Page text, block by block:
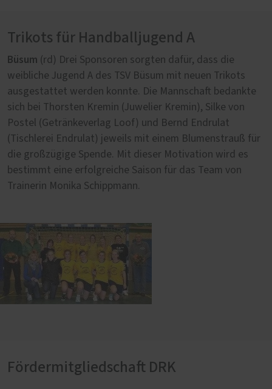
Trikots für Handballjugend A
Büsum (rd) Drei Sponsoren sorgten dafür, dass die
weibliche Jugend A des TSV Büsum mit neuen Trikots
ausgestattet werden konnte. Die Mannschaft bedankte
sich bei Thorsten Kremin (Juwelier Kremin), Silke von
Postel (Getränkeverlag Loof) und Bernd Endrulat
(Tischlerei Endrulat) jeweils mit einem Blumenstrauß für
die großzügige Spende. Mit dieser Motivation wird es
bestimmt eine erfolgreiche Saison für das Team von
Trainerin Monika Schippmann.
Fördermitgliedschaft DRK